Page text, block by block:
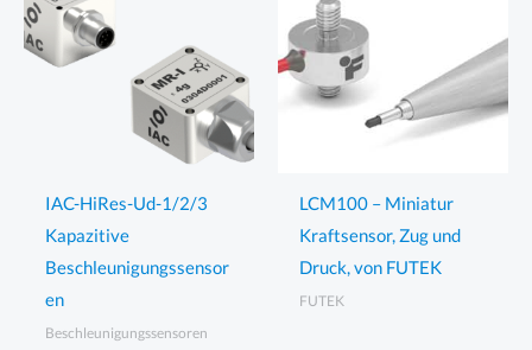
IAC-HiRes-Ud-1/2/3
Kapazitive
Beschleunigungssensor
en
Beschleunigungssensoren
LCM100 – Miniatur
Kraftsensor, Zug und
Druck, von FUTEK
FUTEK